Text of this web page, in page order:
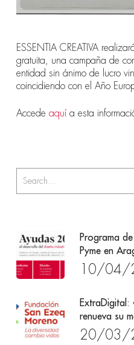
ESSENTIA CREATIVA
gratuita, una campaña de
entidad sin ánimo de lucro
coincidiendo con el Año
Accede aquía esta
Programa
Pyme en
10/04/
ExtraDigital:
renueva su
20/03/